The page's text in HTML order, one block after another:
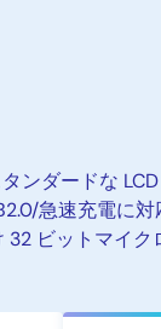
ンダードな
急速充電に
32 ビットマイク